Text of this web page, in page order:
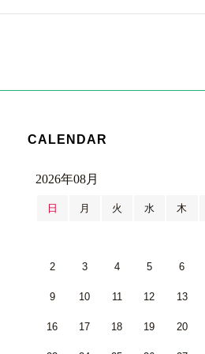
CALENDAR
2026年08月
日 月 火 水 木
2 3 4 5 6
9 10 11 12 13
16 17 18 19 20